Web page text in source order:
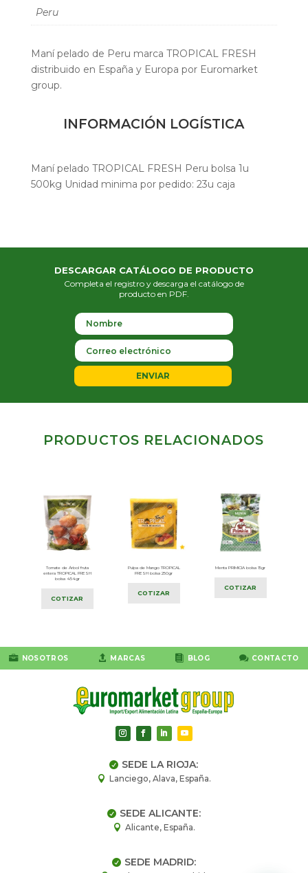
Peru
Maní pelado de Peru marca TROPICAL FRESH
distribuido en España y Europa por Euromarket
group.
INFORMACIÓN LOGÍSTICA
Maní pelado TROPICAL FRESH Peru bolsa 1u
500kg Unidad minima por pedido: 23u caja
DESCARGAR CATÁLOGO DE PRODUCTO
Completa el registro y descarga el catálogo de
producto en PDF.
ENVIAR
PRODUCTOS RELACIONADOS
Tomate de Árbol fruta
entera TROPICAL FRESH
bolsa 454gr
COTIZAR
Pulpa de Mango TROPICAL
FRESH bolsa 250gr
COTIZAR
Menta PRIMICIA bolsa 15gr
COTIZAR
 NOSOTROS  MARCAS  BLOG  CONTACTO
 SEDE LA RIOJA:
 Lanciego, Alava, España.
 SEDE ALICANTE:
 Alicante, España.
 SEDE MADRID: